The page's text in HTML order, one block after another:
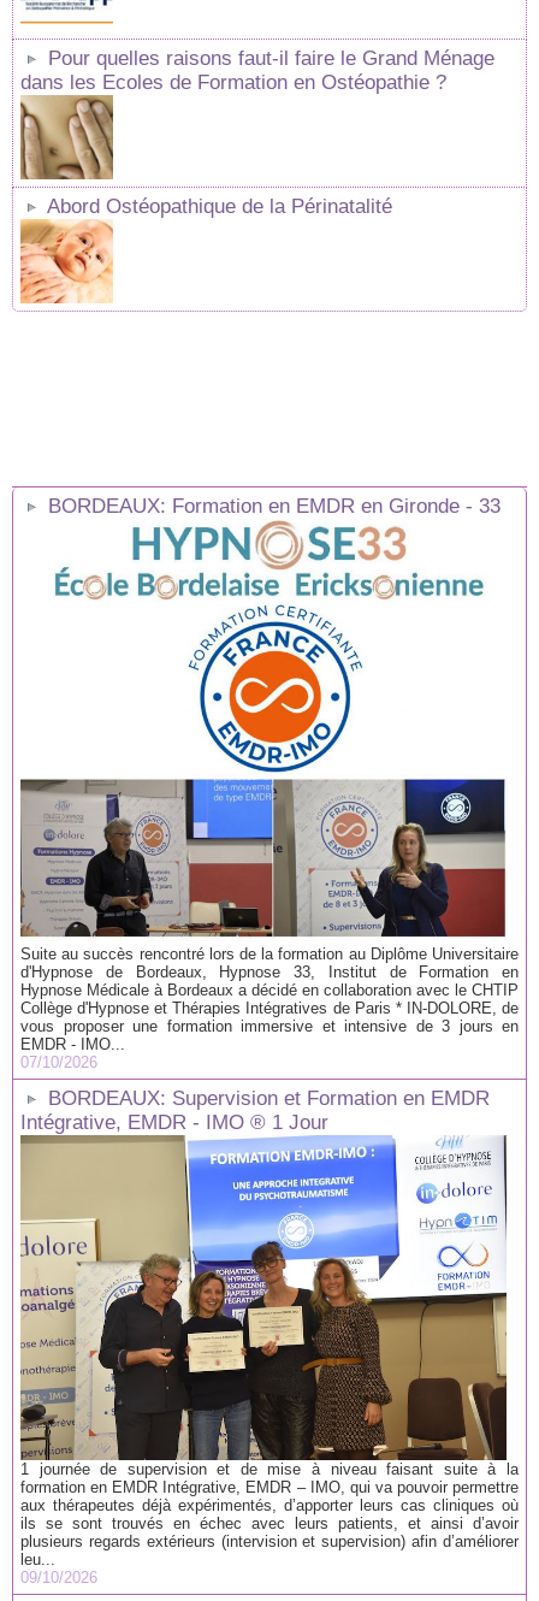
Pour quelles raisons faut-il faire le Grand Ménage
dans les Ecoles de Formation en Ostéopathie ?
Abord Ostéopathique de la Périnatalité
BORDEAUX: Formation en EMDR en Gironde - 33
Suite au succès rencontré lors de la formation au Diplôme Universitaire
d'Hypnose de Bordeaux, Hypnose 33, Institut de Formation en
Hypnose Médicale à Bordeaux a décidé en collaboration avec le CHTIP
Collège d'Hypnose et Thérapies Intégratives de Paris * IN-DOLORE, de
vous proposer une formation immersive et intensive de 3 jours en
EMDR - IMO...
07/10/2026
BORDEAUX: Supervision et Formation en EMDR
Intégrative, EMDR - IMO ® 1 Jour
1 journée de supervision et de mise à niveau faisant suite à la
formation en EMDR Intégrative, EMDR – IMO, qui va pouvoir permettre
aux thérapeutes déjà expérimentés, d’apporter leurs cas cliniques où
ils se sont trouvés en échec avec leurs patients, et ainsi d’avoir
plusieurs regards extérieurs (intervision et supervision) afin d’améliorer
leu...
09/10/2026